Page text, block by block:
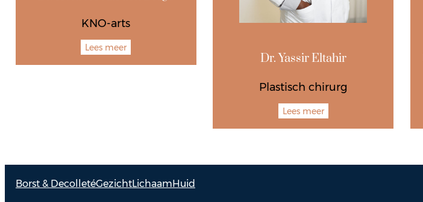
KNO-arts
Lees meer
Dr. Yassir Eltahir
Plastisch chirurg
Lees meer
Borst & DecolletéGezichtLichaamHuid